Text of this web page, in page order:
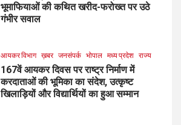
भूमाफियाओं की कथित खरीद-फरोख्त पर उठे
गंभीर सवाल
आयकर विभाग ख़बर जनसंपर्क भोपाल मध्य प्रदेश राज्य
167वें आयकर दिवस पर राष्ट्र निर्माण में
करदाताओं की भूमिका का संदेश, उत्कृष्ट
खिलाड़ियों और विद्यार्थियों का हुआ सम्मान